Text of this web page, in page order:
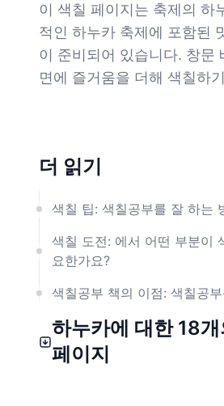
이 색칠 페이지는 축제의 하
적인 하누카 축제에 포함된
이 준비되어 있습니다. 창문
면에 즐거움을 더해 색칠하
더 읽기
색칠 팁: 색칠공부를 잘 하는
색칠 도전: 에서 어떤 부분이
요한가요?
색칠공부 책의 이점: 색칠공
하누카에 대한 18
페이지